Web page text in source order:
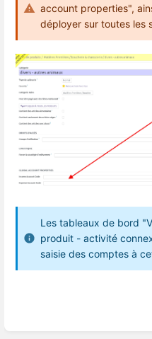
account properties",
déployer sur toutes les
Les tableaux de bord
produit - activité
saisie des comptes à